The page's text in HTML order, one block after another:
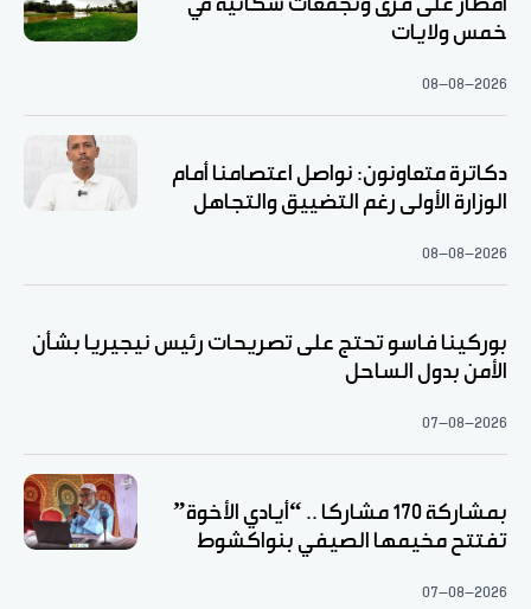
خمس ولايات
08-08-2026
دكاترة متعاونون: نواصل اعتصامنا أمام
الوزارة الأولى رغم التضييق والتجاهل
08-08-2026
بوركينا فاسو تحتج على تصريحات رئيس نيجيريا بشأن
الأمن بدول الساحل
07-08-2026
بمشاركة 170 مشاركا .. “أيادي الأخوة”
تفتتح مخيمها الصيفي بنواكشوط
07-08-2026